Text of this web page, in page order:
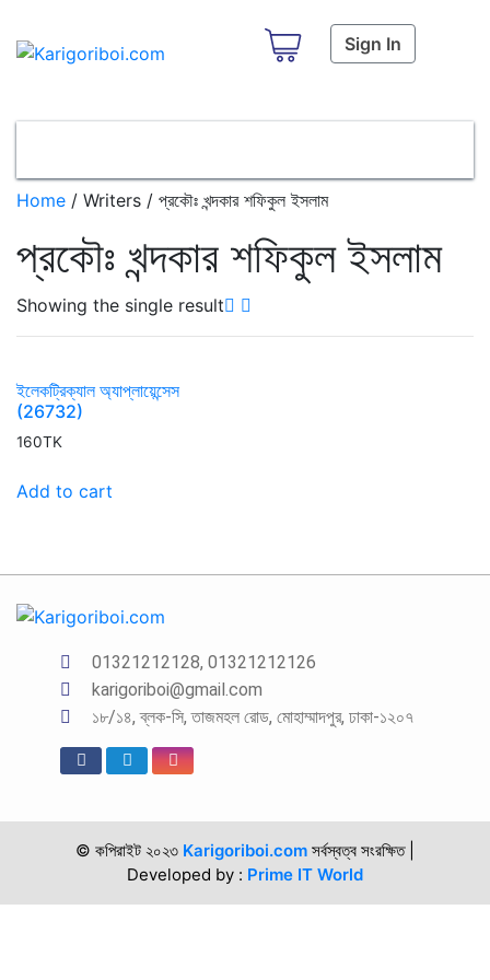
Sign In
Home / Writers / প্রকৌঃ খন্দকার শফিকুল ইসলাম
প্রকৌঃ খন্দকার শফিকুল ইসলাম
Showing the single result
ইলেকট্রিক্যাল অ্যাপ্লায়েন্সেস
(26732)
160TK
Add to cart
01321212128, 01321212126
karigoriboi@gmail.com
১৮/১৪, ব্লক-সি, তাজমহল রোড, মোহাম্মাদপুর, ঢাকা-১২০৭
© কপিরাইট ২০২৩ Karigoriboi.com সর্বস্বত্ব সংরক্ষিত
Developed by : Prime IT World